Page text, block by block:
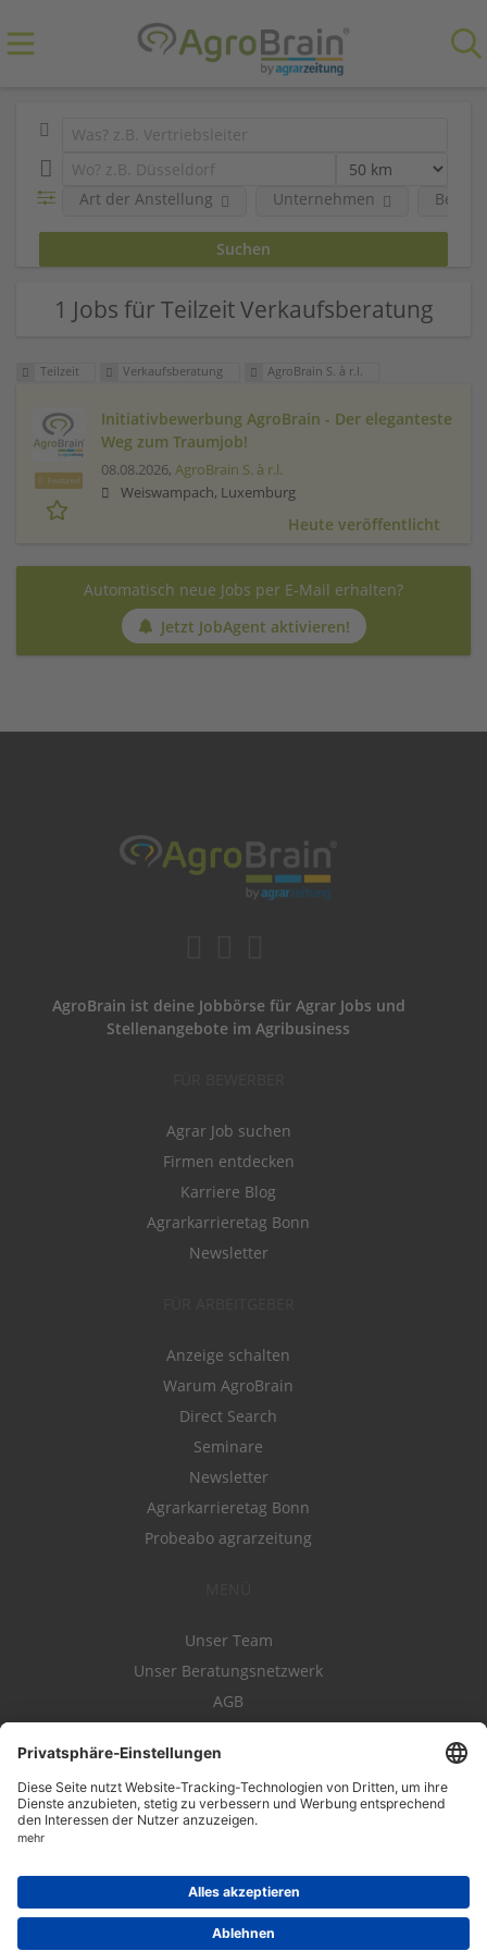
Art der Anstellung Unternehmen
1 Jobs für Teilzeit Verkaufsberatung
Teilzeit Verkaufsberatung AgroBrain S. à r.l.
Featured
Initiativbewerbung AgroBrain - Der eleganteste
Weg zum Traumjob!
08.08.2026, AgroBrain S. à r.l.
Weiswampach, Luxemburg
Heute veröffentlicht
Automatisch neue Jobs per E-Mail erhalten?
Jetzt JobAgent aktivieren!
AgroBrain ist deine Jobbörse für Agrar Jobs und
Stellenangebote im Agribusiness
Agrar Job suchen
Firmen entdecken
Karriere Blog
Agrarkarrieretag Bonn
Newsletter
Anzeige schalten
Warum AgroBrain
Direct Search
Seminare
Newsletter
Agrarkarrieretag Bonn
Probeabo agrarzeitung
Unser Team
Unser Beratungsnetzwerk
AGB
Datenschutz
Impressum
Kontakt